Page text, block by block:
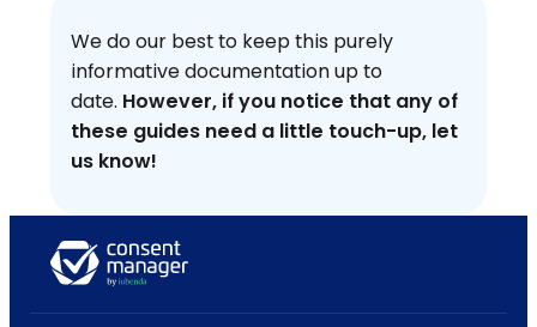
We do our best to keep this purely
informative documentation up to
date. However, if you notice that any of
these guides need a little touch-up, let
us know!